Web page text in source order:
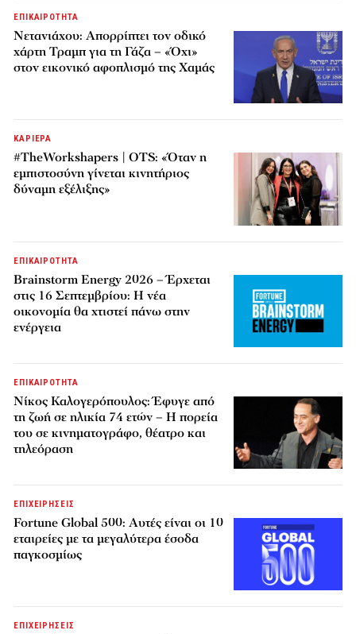
ΕΠΙΚΑΙΡΟΤΗΤΑ
Νετανιάχου: Απορρίπτει τον οδικό
χάρτη Τραμπ για τη Γάζα – «Όχι»
στον εικονικό αφοπλισμό της Χαμάς
ΚΑΡΙΕΡΑ
#TheWorkshapers | OTS: «Όταν η
εμπιστοσύνη γίνεται κινητήριος
δύναμη εξέλιξης»
ΕΠΙΚΑΙΡΟΤΗΤΑ
Brainstorm Energy 2026 – Έρχεται
στις 16 Σεπτεμβρίου: Η νέα
οικονομία θα χτιστεί πάνω στην
ενέργεια
ΕΠΙΚΑΙΡΟΤΗΤΑ
Νίκος Καλογερόπουλος: Έφυγε από
τη ζωή σε ηλικία 74 ετών – Η πορεία
του σε κινηματογράφο, θέατρο και
τηλεόραση
ΕΠΙΧΕΙΡΗΣΕΙΣ
Fortune Global 500: Αυτές είναι οι 10
εταιρείες με τα μεγαλύτερα έσοδα
παγκοσμίως
ΕΠΙΧΕΙΡΗΣΕΙΣ